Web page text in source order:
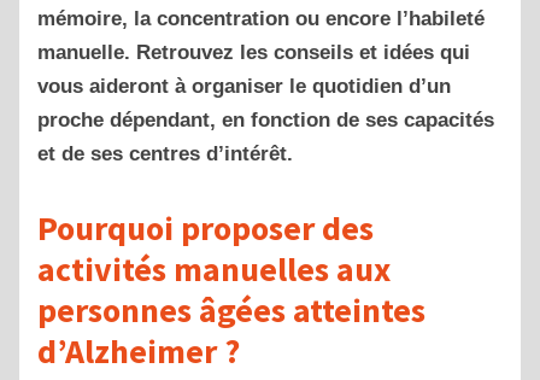
mémoire, la concentration ou encore l’habileté
manuelle. Retrouvez les conseils et idées qui
vous aideront à organiser le quotidien d’un
proche dépendant, en fonction de ses capacités
et de ses centres d’intérêt.
Pourquoi proposer des
activités manuelles aux
personnes âgées atteintes
d’Alzheimer ?